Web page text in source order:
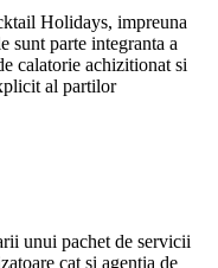
Holidays, impreuna
sunt parte integranta a
calatorie achizitionat si
al partilor
unui pachet de servicii
cat si agentia de